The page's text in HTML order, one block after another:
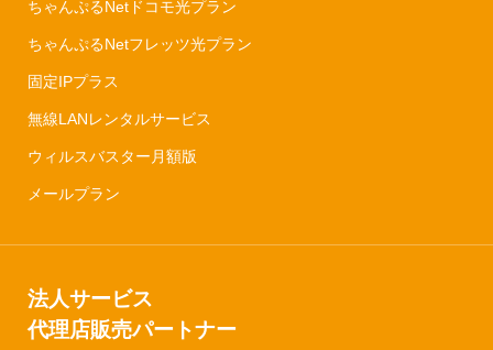
ちゃんぷるNetドコモ光プラン
ちゃんぷるNetフレッツ光プラン
固定IPプラス
無線LANレンタルサービス
ウィルスバスター月額版
メールプラン
法人サービス
代理店販売パートナー